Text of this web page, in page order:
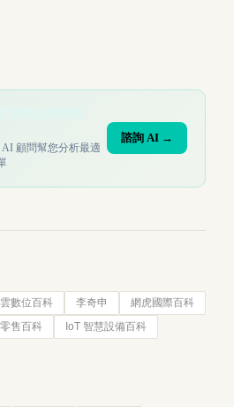
顧問幫您分析最適
諮詢 AI →
數位百科 李奇申
網虎國際百科
售百科
IoT 智慧設備百科